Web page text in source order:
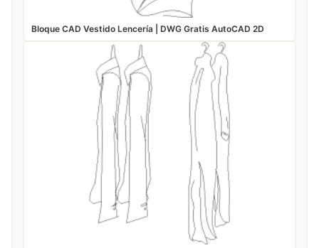
Bloque CAD Vestido Lencería | DWG Gratis AutoCAD 2D